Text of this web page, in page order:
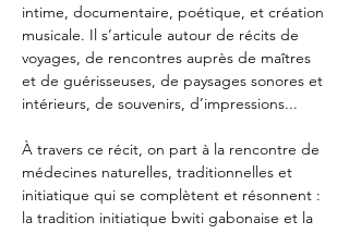
intime, documentaire, poétique, et création
musicale. Il s’articule autour de récits de
voyages, de rencontres auprès de maîtres
et de guérisseuses, de paysages sonores et
intérieurs, de souvenirs, d’impressions...
À travers ce récit, on part à la rencontre de
médecines naturelles, traditionnelles et
initiatique qui se complètent et résonnent :
la tradition initiatique bwiti gabonaise et la